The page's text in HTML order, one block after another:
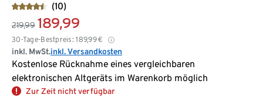
(10)
219,99 189,99
30-Tage-Bestpreis: 189,99€
inkl. MwSt.inkl. Versandkosten
Kostenlose Rücknahme eines vergleichbaren
elektronischen Altgeräts im Warenkorb möglich
Zur Zeit nicht verfügbar